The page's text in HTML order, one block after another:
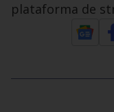
plataforma de